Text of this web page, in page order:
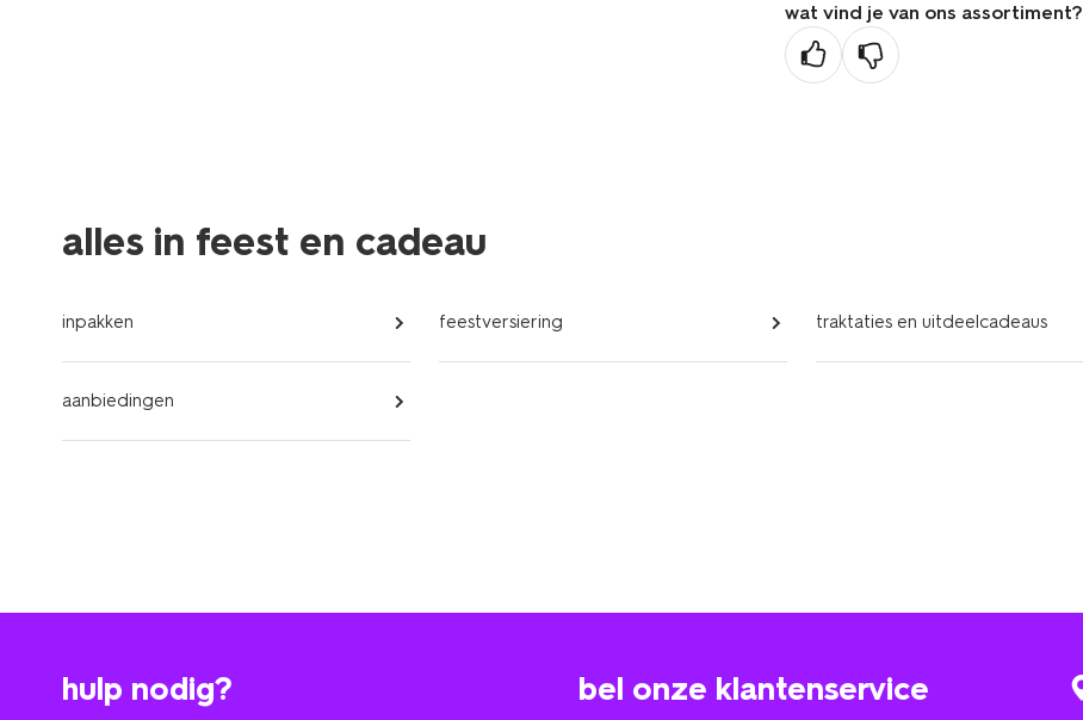
wat vind je van ons assortiment?
alles in feest en cadeau
inpakken feestversiering traktaties en uitdeelcadeaus
aanbiedingen
hulp nodig? bel onze klantenservice